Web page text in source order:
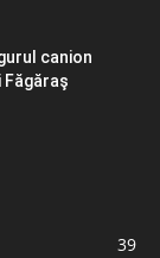
canion
39